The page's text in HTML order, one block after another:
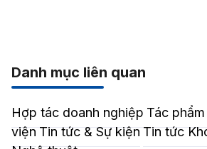
Danh mục liên quan
Hợp tác doanh nghiệp Tác
việnTin tức & Sự kiệnTin tức